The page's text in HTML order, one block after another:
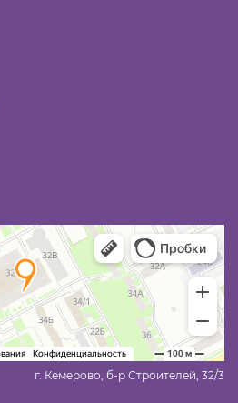
г. Кемерово, б-р Строителей, 32/3